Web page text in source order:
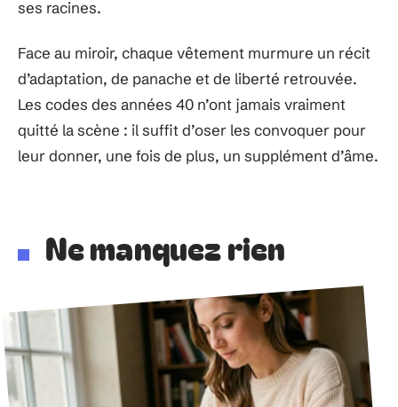
ses racines.
Face au miroir, chaque vêtement murmure un récit
d’adaptation, de panache et de liberté retrouvée.
Les codes des années 40 n’ont jamais vraiment
quitté la scène : il suffit d’oser les convoquer pour
leur donner, une fois de plus, un supplément d’âme.
Ne manquez rien